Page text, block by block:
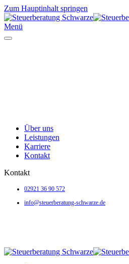
Zum Hauptinhalt springen
Menü
Über uns
Leistungen
Karriere
Kontakt
Kontakt
02921 36 90 572
info@steuerberatung-schwarze.de